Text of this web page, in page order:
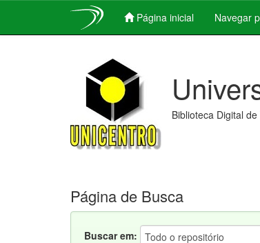
Página inicial Navegar
Biblioteca Digital
Página de Busca
Buscar em: